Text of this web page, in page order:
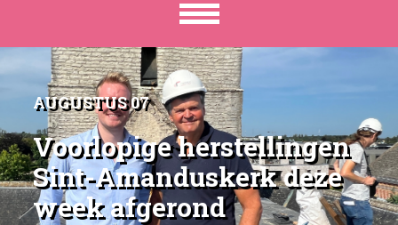
Toon
het
menu
AUGUSTUS 07
Voorlopige herstellingen
Sint-Amanduskerk deze
week afgerond